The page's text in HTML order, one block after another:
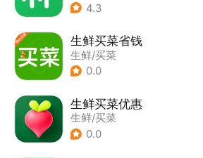
4.3
生鲜买菜省钱
生鲜/买菜
0.0
生鲜买菜优惠
生鲜/买菜
0.0